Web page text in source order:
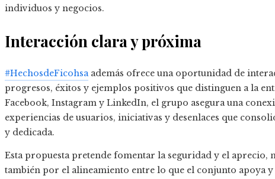
individuos y negocios.
Interacción clara y próxima
#HechosdeFicohsaademás ofrece una oportunidad de
progresos, éxitos y ejemplos positivos que distinguen a la
Facebook, Instagram y LinkedIn, el grupo asegura una
experiencias de usuarios, iniciativas y desenlaces que
y dedicada.
Esta propuesta pretende fomentar la seguridad y el
también por el alineamiento entre lo que el conjunto apoya y